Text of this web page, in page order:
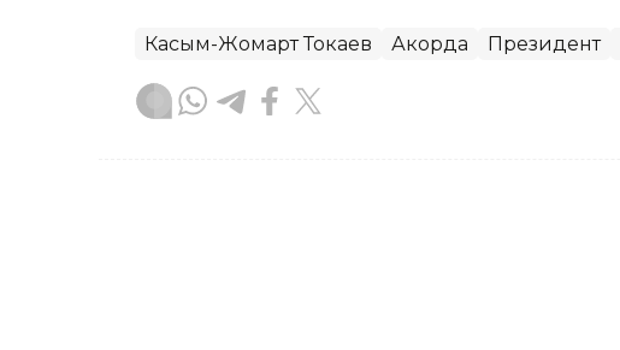
Касым-Жомарт Токаев Акорда Президент